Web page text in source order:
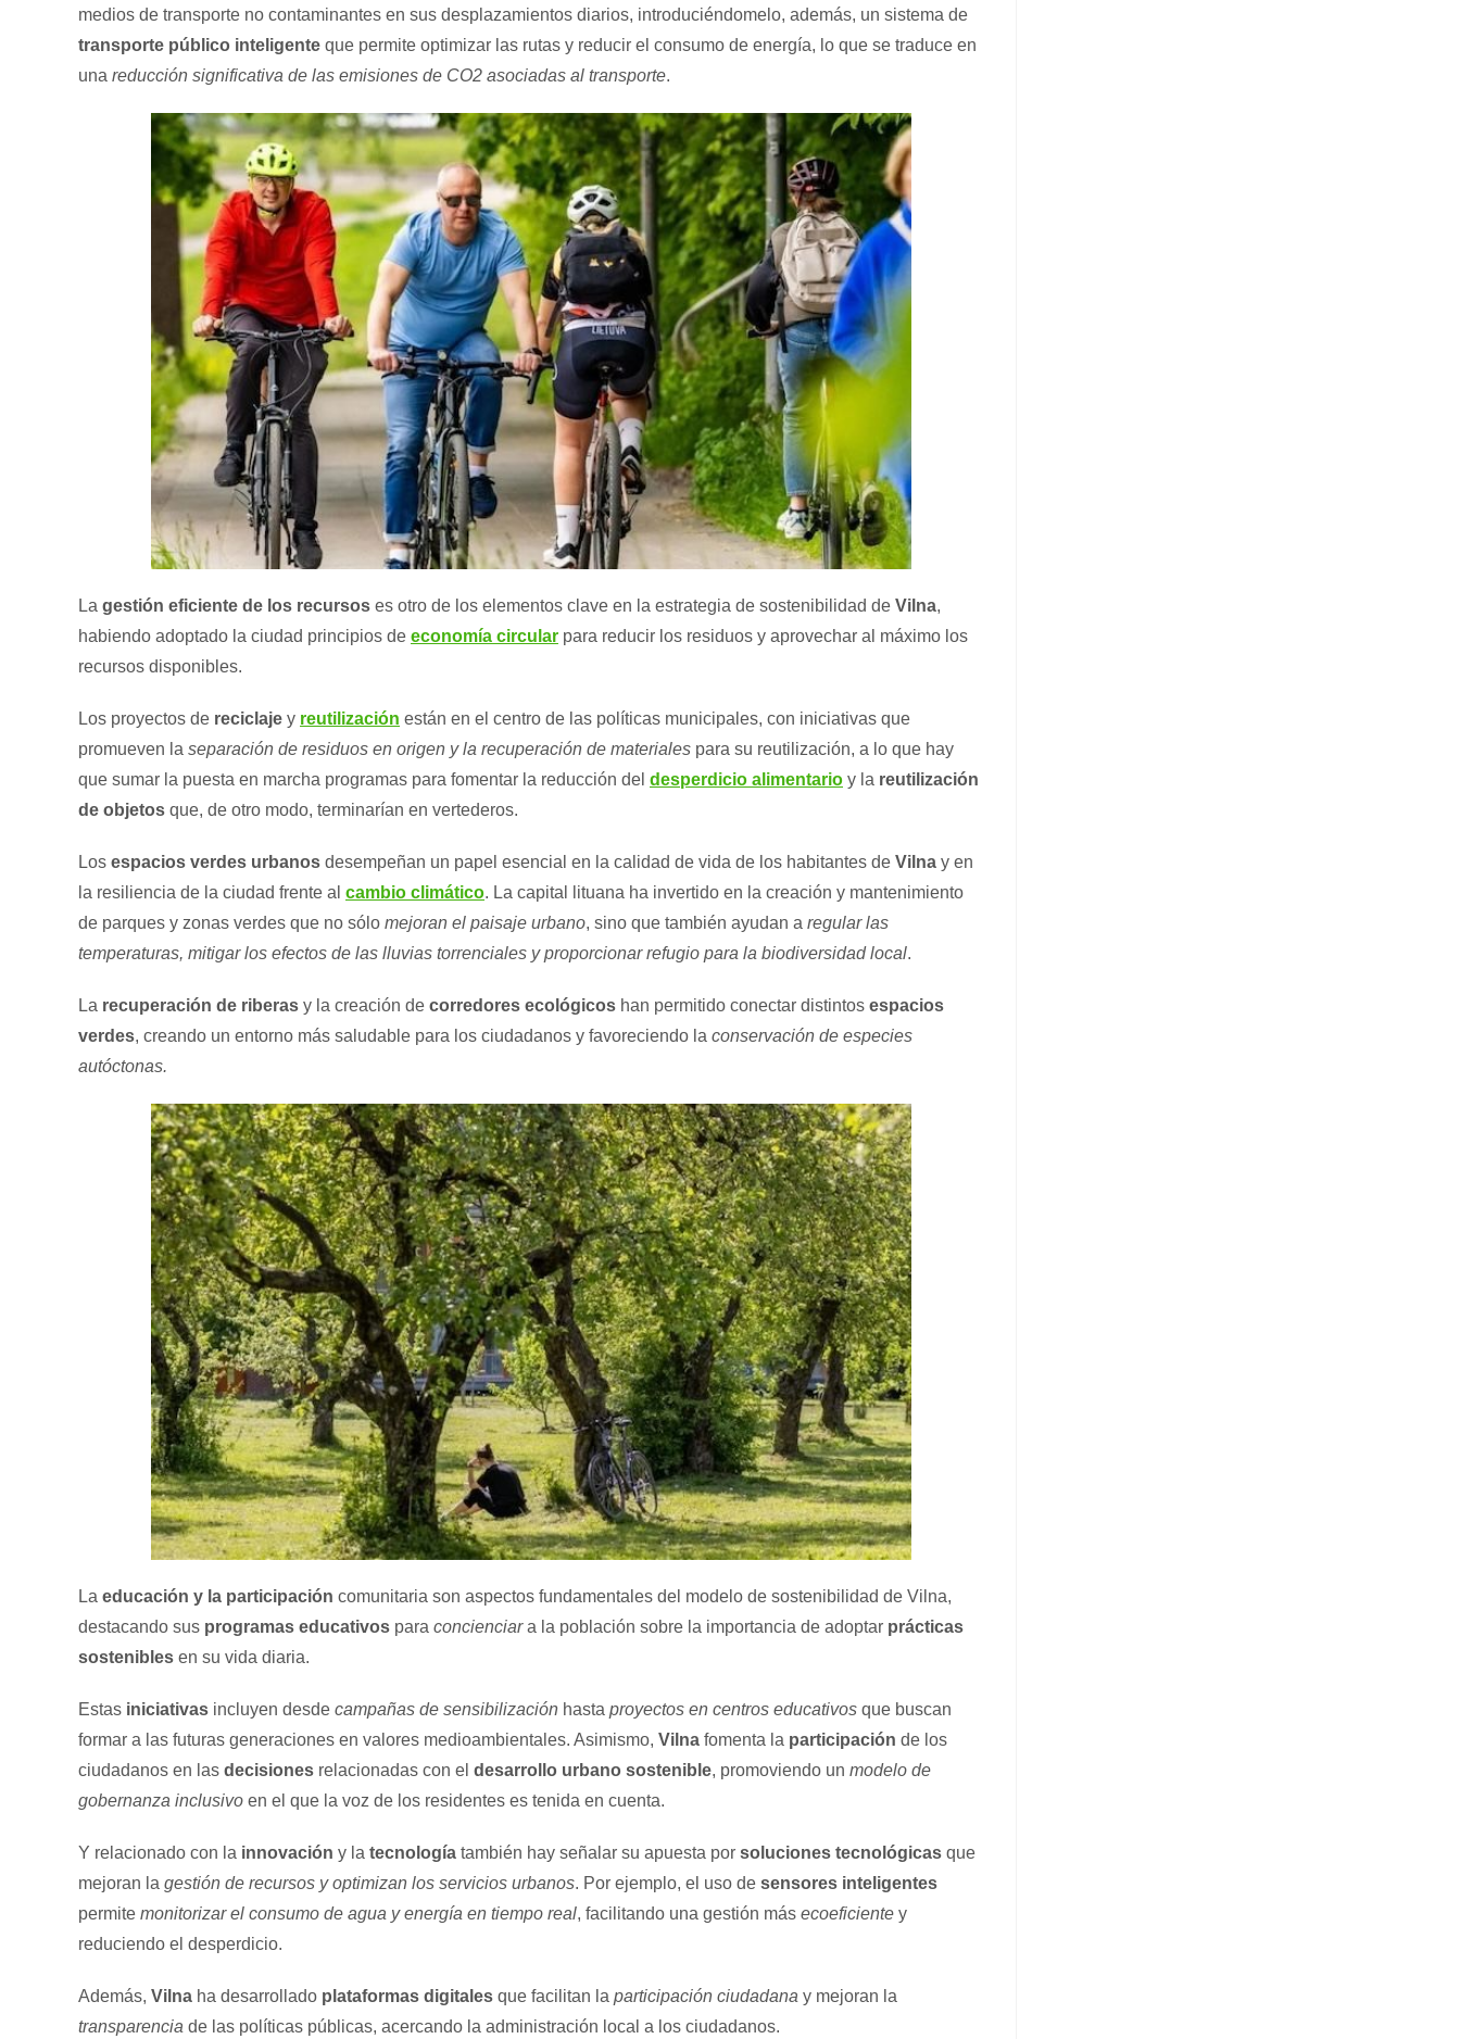
medios de transporte no contaminantes en sus desplazamientos diarios, introduciéndomelo, además, un sistema de
transporte público inteligente que permite optimizar las rutas y reducir el consumo de energía, lo que se traduce en
una reducción significativa de las emisiones de CO2 asociadas al transporte.
La gestión eficiente de los recursos es otro de los elementos clave en la estrategia de sostenibilidad de Vilna,
habiendo adoptado la ciudad principios de economía circular para reducir los residuos y aprovechar al máximo los
recursos disponibles.
Los proyectos de reciclaje y reutilización están en el centro de las políticas municipales, con iniciativas que
promueven la separación de residuos en origen y la recuperación de materiales para su reutilización, a lo que hay
que sumar la puesta en marcha programas para fomentar la reducción del desperdicio alimentario y la reutilización
de objetos que, de otro modo, terminarían en vertederos.
Los espacios verdes urbanos desempeñan un papel esencial en la calidad de vida de los habitantes de Vilna y en
la resiliencia de la ciudad frente al cambio climático. La capital lituana ha invertido en la creación y mantenimiento
de parques y zonas verdes que no sólo mejoran el paisaje urbano, sino que también ayudan a regular las
temperaturas, mitigar los efectos de las lluvias torrenciales y proporcionar refugio para la biodiversidad local.
La recuperación de riberas y la creación de corredores ecológicos han permitido conectar distintos espacios
verdes, creando un entorno más saludable para los ciudadanos y favoreciendo la conservación de especies
autóctonas.
La educación y la participación comunitaria son aspectos fundamentales del modelo de sostenibilidad de Vilna,
destacando sus programas educativos para concienciara la población sobre la importancia de adoptar prácticas
sostenibles en su vida diaria.
Estas iniciativas incluyen desde campañas de sensibilización hasta proyectos en centros educativos que buscan
formar a las futuras generaciones en valores medioambientales. Asimismo, Vilna fomenta la participación de los
ciudadanos en las decisiones relacionadas con el desarrollo urbano sostenible, promoviendo un modelo de
gobernanza inclusivo en el que la voz de los residentes es tenida en cuenta.
Y relacionado con la innovación y la tecnología también hay señalar su apuesta por soluciones tecnológicas que
mejoran la gestión de recursos y optimizan los servicios urbanos. Por ejemplo, el uso de sensores inteligentes
permite monitorizar el consumo de agua y energía en tiempo real, facilitando una gestión más ecoeficiente y
reduciendo el desperdicio.
Además, Vilna ha desarrollado plataformas digitales que facilitan la participación ciudadana y mejoran la
transparencia de las políticas públicas, acercando la administración local a los ciudadanos.